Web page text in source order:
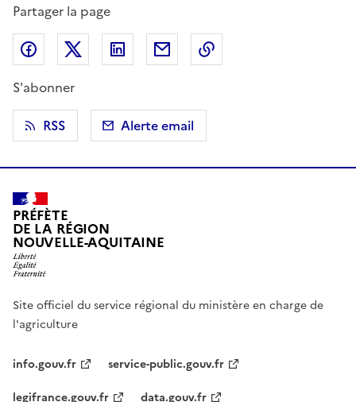
Partager la page
Partager sur Facebook
Partager sur X (anciennement Twitter)
Partager sur LinkedIn
Partager par email
S'abonner
RSS
Alerte email
PRÉFÈTE
DE LA RÉGION
NOUVELLE-AQUITAINE
Site officiel du service régional du ministère en charge de
l'agriculture
info.gouv.fr
service-public.gouv.fr
legifrance.gouv.fr
data.gouv.fr